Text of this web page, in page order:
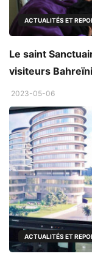
ACTUALITÉS ET
Le saint
visiteurs
2023-05-06
ACTUALITÉS ET